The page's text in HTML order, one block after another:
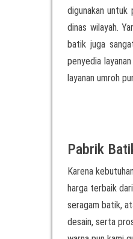
digunakan untuk
dinas wilayah.
batik juga
penyedia
layanan umroh
Pabrik
Karena
harga terbaik
seragam batik,
desain, serta